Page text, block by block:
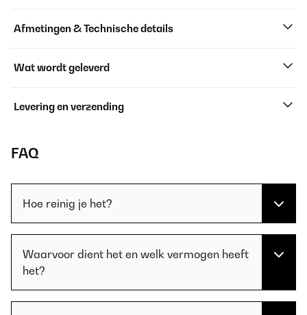
Afmetingen & Technische details
Wat wordt geleverd
Levering en verzending
FAQ
Hoe reinig je het?
Waarvoor dient het en welk vermogen heeft
het?